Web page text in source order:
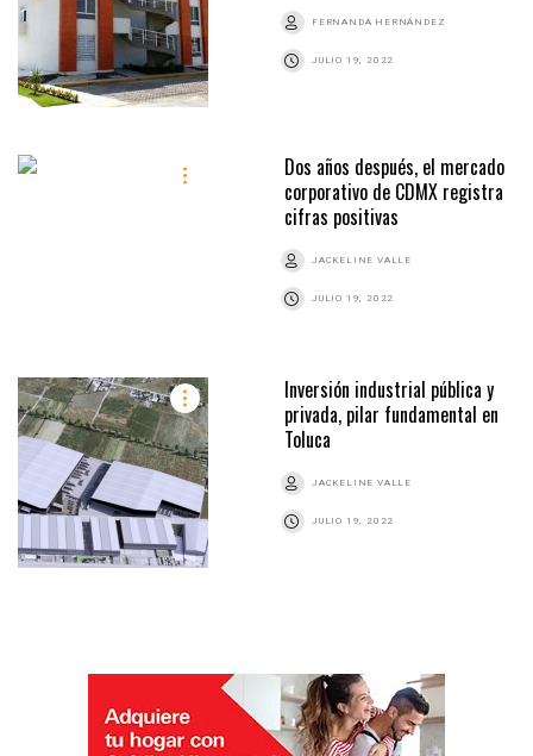
FERNANDA HERNÁNDEZ
JULIO 19, 2022
Dos años después, el mercado
corporativo de CDMX registra
cifras positivas
JACKELINE VALLE
JULIO 19, 2022
Inversión industrial pública y
privada, pilar fundamental en
Toluca
JACKELINE VALLE
JULIO 19, 2022